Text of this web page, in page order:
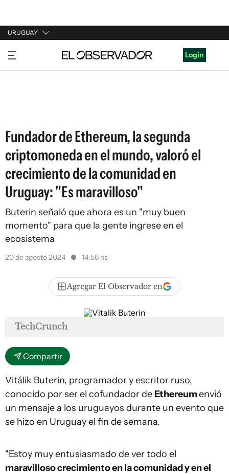
URUGUAY
URUGUAY
ARGENTINA
Login
Fundador de Ethereum, la segunda
criptomoneda en el mundo, valoró el
crecimiento de la comunidad en
Uruguay: "Es maravilloso"
Buterin señaló que ahora es un "muy buen
momento" para que la gente ingrese en el
ecosistema
20 de agosto 2024 14:56 hs
Agregar El Observador en
TechCrunch
Compartir
Vitálik Buterin, programador y escritor ruso,
conocido por ser el cofundador de Ethereumenvió
un mensaje a los uruguayos durante un evento que
se hizo en Uruguay el fin de semana.
"Estoy muy entusiasmado de ver todo el
maravilloso crecimiento en la comunidad y en el